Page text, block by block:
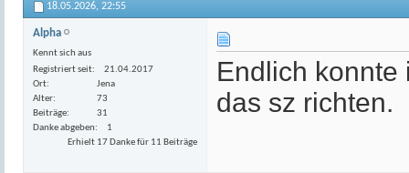
18.05.2026, 22:55
Alpha
Kennt sich aus
Registriert seit
21.04.2017
Ort
Jena
Alter
73
Beiträge
31
Danke abgeben
1
Erhielt 17 Danke für 11 Beiträge
Endlich konnte
das sz richten.